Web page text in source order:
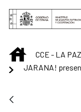
Saltar al contenido
INICIOCCE - LA PAZ